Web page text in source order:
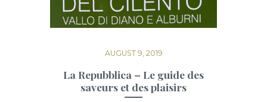
AUGUST 9, 2019
La Repubblica – Le guide des
saveurs et des plaisirs